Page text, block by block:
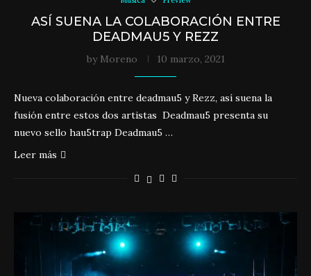
ASÍ SUENA LA COLABORACIÓN ENTRE
DEADMAU5 Y REZZ
by Moreno 10 marzo, 2021
Nueva colaboración entre deadmau5 y Rezz, así suena la
fusión entre estos dos artistas Deadmau5 presenta su
nuevo sello hau5trap Deadmau5 …
Leer más